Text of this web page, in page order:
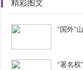
精彩图文
“国外”
“署名